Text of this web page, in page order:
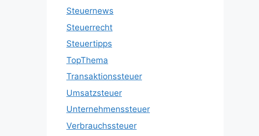
Steuernews
Steuerrecht
Steuertipps
TopThema
Transaktionssteuer
Umsatzsteuer
Unternehmenssteuer
Verbrauchssteuer